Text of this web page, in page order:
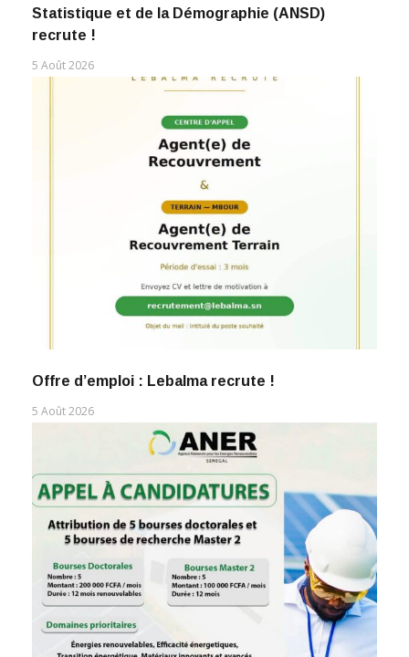
Statistique et de la Démographie (ANSD)
recrute !
5 Août 2026
Offre d’emploi : Lebalma recrute !
5 Août 2026